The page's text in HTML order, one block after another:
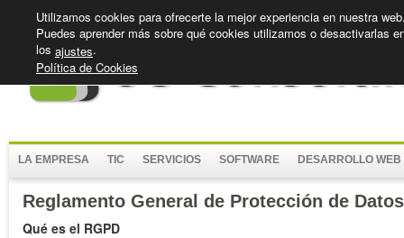
LA EMPRESA TIC SERVICIOS SOFTWARE DESARROLLO
Reglamento General de Protección de
Qué es el RGPD
Utilizamos cookies para ofrecerte la mejor experiencia en nuestra
Puedes aprender más sobre qué cookies utilizamos o desactivarlas
los ajustes.
Política de Cookies